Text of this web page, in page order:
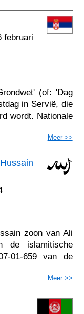
februari
(of: 'Dag
in Servië, die
wordt. Nationale
Meer >>
zoon van Ali
de islamitische
01-659 van de
Meer >>